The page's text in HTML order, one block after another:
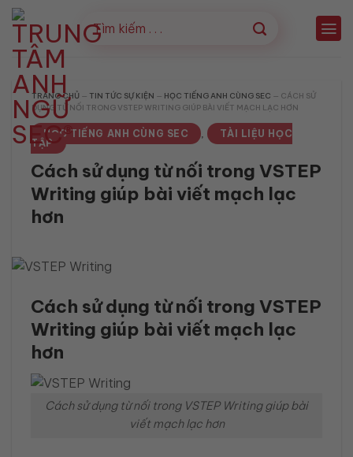
Bỏ
qua
nội
dung
TRANG CHỦ — TIN TỨC SỰ KIỆN — HỌC TIẾNG ANH CÙNG SEC — CÁCH SỬ
DỤNG TỪ NỐI TRONG VSTEP WRITING GIÚP BÀI VIẾT MẠCH LẠC HƠN
HỌC TIẾNG ANH CÙNG SEC ,
TÀI LIỆU HỌC
TẬP
Cách sử dụng từ nối trong VSTEP
Writing giúp bài viết mạch lạc
hơn
Cách sử dụng từ nối trong VSTEP
Writing giúp bài viết mạch lạc
hơn
Cách sử dụng từ nối trong VSTEP Writing giúp bài
viết mạch lạc hơn